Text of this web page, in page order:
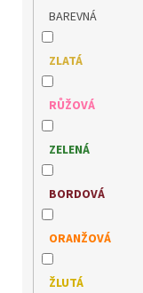
JANA
JOMA
JOSEF SEIBEL
KACPER
KLOP
LEE COOPER
MACIEJKA
BAREVNÁ
ZLATÁ
RŮŽOVÁ
ZELENÁ
BORDOVÁ
ORANŽOVÁ
ŽLUTÁ